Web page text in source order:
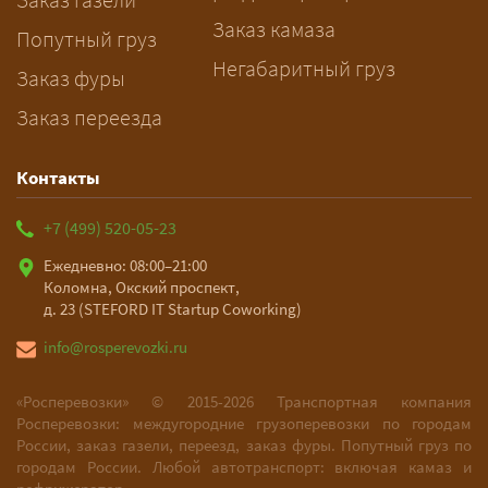
Попутный груз
Заказ фуры
Заказ переезда
Заказ камаза
Негабаритный груз
Контакты
+7 (499) 520-05-23
Ежедневно: 08:00–21:00
Коломна, Окский проспект,
д. 23 (STEFORD IT Startup Coworking)
info@rosperevozki.ru
«Росперевозки» © 2015-2026
Транспортная компания
Росперевозки: междугородние грузоперевозки по городам
России, заказ газели, переезд, заказ фуры. Попутный груз по
городам России. Любой автотранспорт: включая камаз и